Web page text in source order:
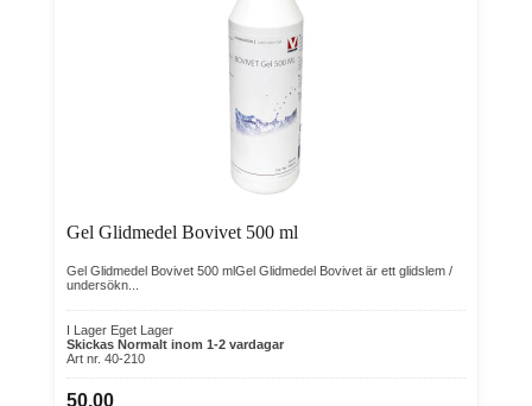
Gel Glidmedel Bovivet 500 ml
Gel Glidmedel Bovivet 500 mlGel Glidmedel Bovivet är ett glidslem /
undersökn...
I Lager Eget Lager
Skickas Normalt inom 1-2 vardagar
Art nr. 40-210
50,00